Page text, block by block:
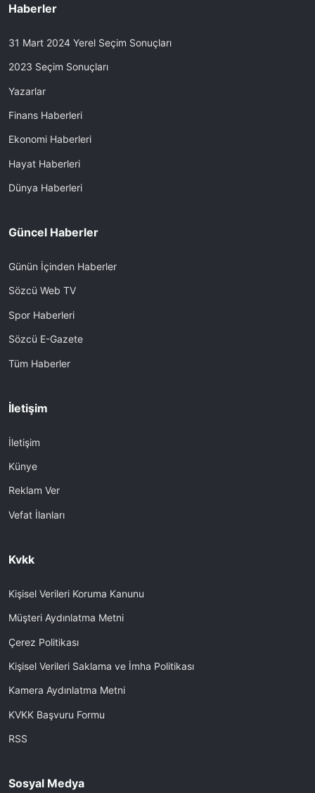
Haberler
31 Mart 2024 Yerel Seçim Sonuçları
2023 Seçim Sonuçları
Yazarlar
Finans Haberleri
Ekonomi Haberleri
Hayat Haberleri
Dünya Haberleri
Güncel Haberler
Günün İçinden Haberler
Sözcü Web TV
Spor Haberleri
Sözcü E-Gazete
Tüm Haberler
İletişim
İletişim
Künye
Reklam Ver
Vefat İlanları
Kvkk
Kişisel Verileri Koruma Kanunu
Müşteri Aydınlatma Metni
Çerez Politikası
Kişisel Verileri Saklama ve İmha Politikası
Kamera Aydınlatma Metni
KVKK Başvuru Formu
RSS
Sosyal Medya